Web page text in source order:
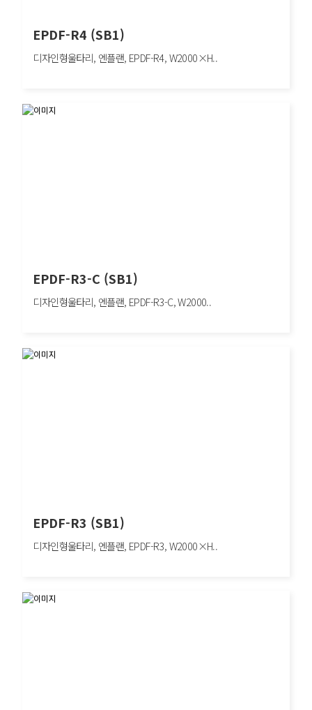
EPDF-R4 (SB1)
디자인형울타리, 엔플랜, EPDF-R4, W2000×H..
디자인형울타리, 엔플랜, EPDF-R4, W2000×H1200mm, 차량방호책, SB1
EPDF-R3-C (SB1)
디자인형울타리, 엔플랜, EPDF-R3-C, W2000..
디자인형울타리, 엔플랜, EPDF-R3-C, W2000×H1100mm, 차량방호책, SB1
EPDF-R3 (SB1)
디자인형울타리, 엔플랜, EPDF-R3, W2000×H..
디자인형울타리, 엔플랜, EPDF-R3, W2000×H1100mm, 차량방호책, SB1